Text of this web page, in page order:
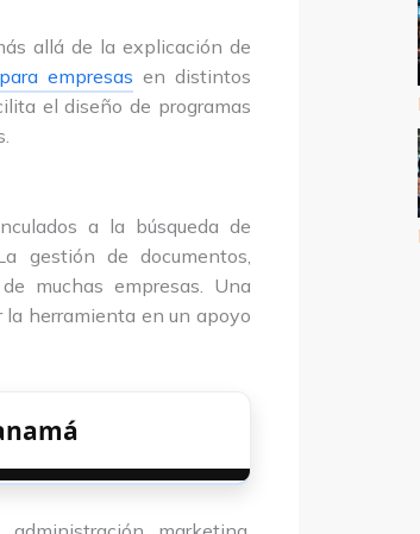
allá de la explicación de
empresas en distintos
el diseño de programas
a la búsqueda de
gestión de documentos,
muchas empresas. Una
herramienta en un apoyo